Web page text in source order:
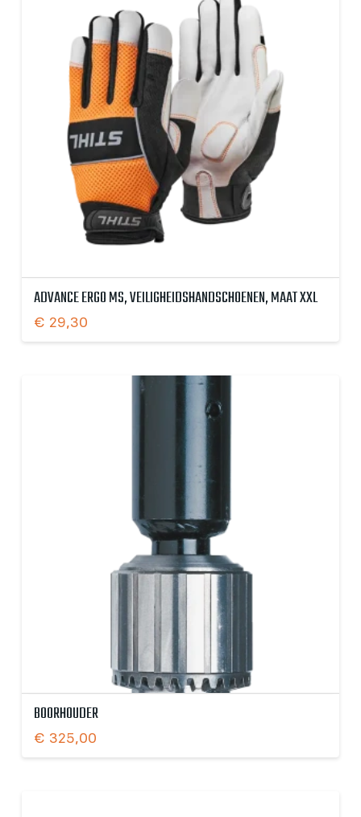
ADVANCE ERGO MS, VEILIGHEIDSHANDSCHOENEN, MAAT XXL
€ 29,30
BOORHOUDER
€ 325,00